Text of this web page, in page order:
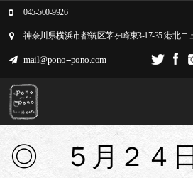
045-500-9926
神奈川県横浜市都筑区茅ヶ崎東3-17-35 港北ニ
mail@pono--pono.com
◎ ５月２４日